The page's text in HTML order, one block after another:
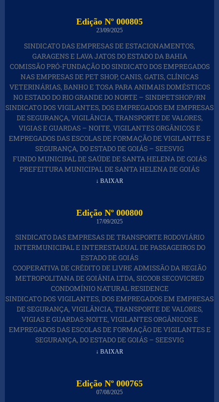
Edição Nº 000805
23/09/2025
SINDICATO DAS EMPRESAS DE ESTACIONAMENTOS,
GARAGENS E LAVA JATOS DO ESTADO DA BAHIA
COMISSÃO PRÓ-FUNDAÇÃO DO SINDICATO DOS EMPREGADOS
NAS EMPRESAS DE PET SHOP, CANIS, GATIS, CLÍNICAS
VETERINÁRIAS, BANHO E TOSA PARA ANIMAIS DOMÉSTICOS
NO ESTADO DO RIO GRANDE DO NORTE – SINDPETSHOP/RN
SINDICATO DOS VIGILANTES, DOS EMPREGADOS EM EMPRESAS
DE SEGURANÇA, VIGILÂNCIA, TRANSPORTE DE VALORES,
VIGIAS E GUARDAS – NOITE, VIGILANTES ORGÂNICOS E
EMPREGADOS DAS ESCOLAS DE FORMAÇÃO DE VIGILANTES E
SEGURANÇA, DO ESTADO DE GOIÁS – SEESVIG
FUNDO MUNICIPAL DE SAÚDE DE SANTA HELENA DE GOIÁS
PREFEITURA MUNICIPAL DE SANTA HELENA DE GOIÁS
↓ BAIXAR
Edição Nº 000800
17/09/2025
SINDICATO DAS EMPRESAS DE TRANSPORTE RODOVIÁRIO
INTERMUNICIPAL E INTERESTADUAL DE PASSAGEIROS DO
ESTADO DE GOIÁS
COOPERATIVA DE CRÉDITO DE LIVRE ADMISSÃO DA REGIÃO
METROPOLITANA DE GOIÂNIA LTDA, SICOOB SECOVICRED
CONDOMÍNIO NATURAL RESIDENCE
SINDICATO DOS VIGILANTES, DOS EMPREGADOS EM EMPRESAS
DE SEGURANÇA, VIGILÂNCIA, TRANSPORTE DE VALORES,
VIGIAS E GUARDAS-NOITE, VIGILANTES ORGÂNICOS E
EMPREGADOS DAS ESCOLAS DE FORMAÇÃO DE VIGILANTES E
SEGURANÇA, DO ESTADO DE GOIÁS – SEESVIG
↓ BAIXAR
Edição Nº 000765
07/08/2025